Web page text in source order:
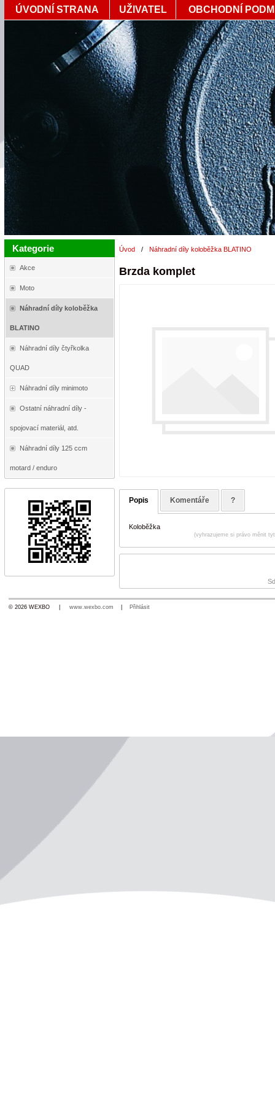
ÚVODNÍ STRANA UŽIVATEL OBCHODNÍ
Kategorie
Akce
Moto
Náhradní díly koloběžka
BLATINO
Náhradní díly čtyřkolka
QUAD
Náhradní díly minimoto
Ostatní náhradní díly -
spojovací materiál, atd.
Náhradní díly 125 ccm
motard / enduro
Úvod / Náhradní díly koloběžka BLATINO
Brzda komplet
Popis Komentáře ?
Koloběžka
(vyhrazujeme si právo měnit
© 2026 WEXBO | www.wexbo.com Přihlásit